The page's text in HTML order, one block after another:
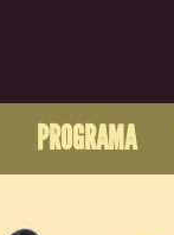
PROGRAMA